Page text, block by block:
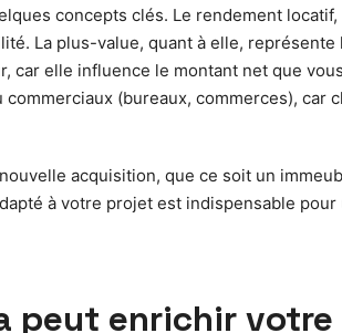
concepts clés. Le rendement
La plus-value, quant à elle, représente
car elle influence le montant net que
(bureaux, commerces), car
acquisition, que ce soit un
à votre projet est indispensable
peut enrichir